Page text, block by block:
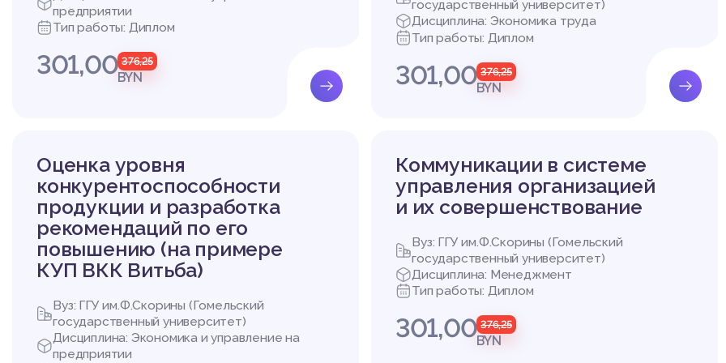
ики любой страны и её отдельных отраслей, в частности. На данной почве
а для того, чтобы организации смогли не только удовлетворять спрос, который
на рынке, но и появляется стимул для создания более качественного предложения на
Американский маркетолог Д. Мак-Катрик выразил особенность современного
аркетинг – это процесс изучения и формирования потребительских запросов и
кий процесс, направленный на удовлетворение нужд и потребностей индивидуумов и
осредством предложения и обмена товарами [17, с.44].
Поскольку маркетинг  это способ убедить массы сделать покупку, большинство
ожествляют данное понятие со сбытом и стимулированием. Разница заключается в
ем: сбыт, главным образом, предполагает контакт лицом к лицу  продавец имеет
енциальными покупателями.
Маркетинг использует средства массовой информации и другие способы, чтобы
иманием и убедить многих людей  людей, которые могут вообще не иметь никакого
контакта ни с кем из компании данного сбытовика.
Маркетинговая деятельность предприятия представляет собой комплекс
вленных на анализ внешней (по отношению к предприятию) среды; разработку
дания новых товаров и модернизации старых; планирование товародвижения и
предприятии
Тип работы: Диплом
301,00 376,25
BYN
государственный университет)
Дисциплина: Экономика труда
Тип работы: Диплом
301,00 376,25
BYN
Оценка уровня
конкурентоспособности
продукции и разработка
рекомендаций по его
повышению (на примере
КУП ВКК Витьба)
Вуз: ГГУ им.Ф.Скорины (Гомельский
государственный университет)
Дисциплина: Экономика и управление на
предприятии
Коммуникации в системе
управления организацией
и их совершенствование
Вуз: ГГУ им.Ф.Скорины (Гомельский
государственный университет)
Дисциплина: Менеджмент
Тип работы: Диплом
301,00 376,25
BYN